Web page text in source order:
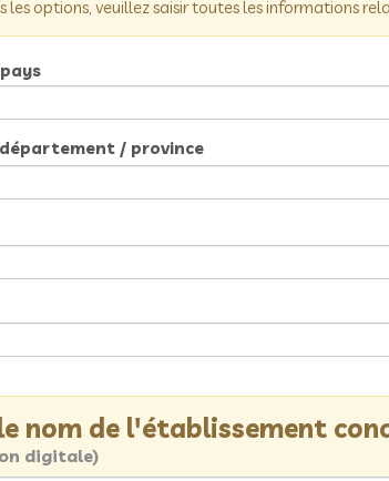
les options, veuillez saisir toutes les informations
/ province
nom de l'établissement
digitale)